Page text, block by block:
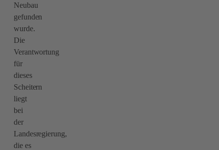
Neubau
gefunden
wurde.
Die
Verantwortung
für
dieses
Scheitern
liegt
bei
der
Landesregierung,
die es